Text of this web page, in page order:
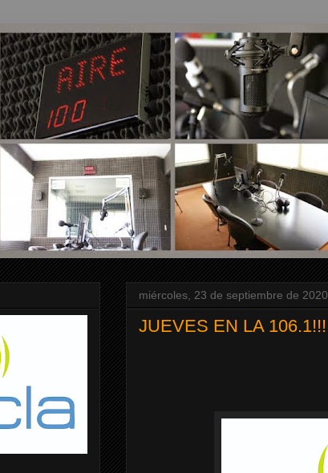
miércoles, 23 de septiembre de 2020
JUEVES EN LA 106.1!!!